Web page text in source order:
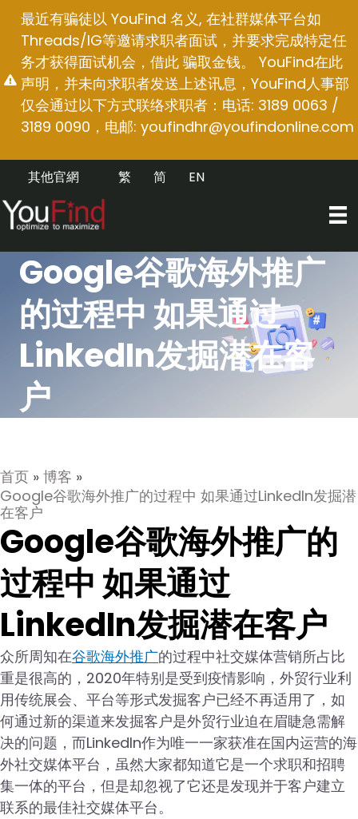
最近有骗徒以 YouFind 名义, 在社群媒体平台如
Threads/IG等邀请求职者面试，并要求完成特定任
务才获得面试机会，借此 骗取金钱。 YouFind在此
声明，并未向求职者发送上述讯息，YouFind人事部
仅会通过以下方式联络求职者：电话: 3189 0063 /
3189 0090，电邮: youfindhr@youfindonline.com
其他官網 EN
简
繁
Google谷歌海外推广
的过程中 如果通过
LinkedIn发掘潜在客
户
首页 » 博客 »
Google谷歌海外推广的过程中 如果通过LinkedIn发掘潜
在客户
Google谷歌海外推广的
过程中 如果通过
LinkedIn发掘潜在客户
众所周知在谷歌海外推广的过程中社交媒体营销所占比
重是很高的，2020年特别是受到疫情影响，外贸行业利
用传统展会、平台等形式发掘客户已经不再适用了，如
何通过新的渠道来发掘客户是外贸行业迫在眉睫急需解
决的问题，而LinkedIn作为唯一一家获准在国内运营的海
外社交媒体平台，虽然大家都知道它是一个求职和招聘
集一体的平台，但是却忽视了它还是发现并于客户建立
联系的最佳社交媒体平台。